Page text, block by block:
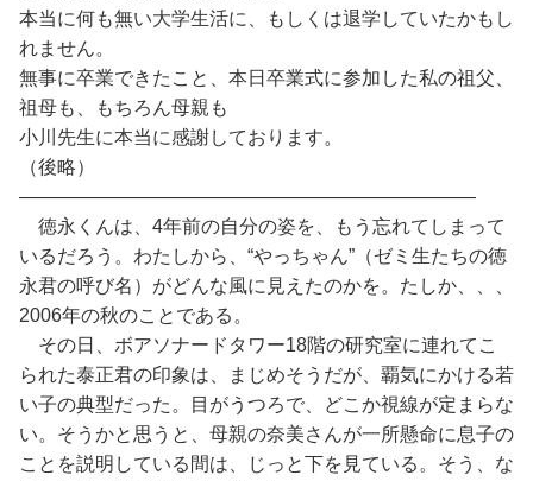
本当に何も無い大学生活に、もしくは退学していたかもし
れません。
無事に卒業できたこと、本日卒業式に参加した私の祖父、
祖母も、もちろん母親も
小川先生に本当に感謝しております。
（後略）
――――――――――――――――――――――――
徳永くんは、4年前の自分の姿を、もう忘れてしまって
いるだろう。わたしから、“やっちゃん”（ゼミ生たちの徳
永君の呼び名）がどんな風に見えたのかを。たしか、、、
2006年の秋のことである。
その日、ボアソナードタワー18階の研究室に連れてこ
られた泰正君の印象は、まじめそうだが、覇気にかける若
い子の典型だった。目がうつろで、どこか視線が定まらな
い。そうかと思うと、母親の奈美さんが一所懸命に息子の
ことを説明している間は、じっと下を見ている。そう、な